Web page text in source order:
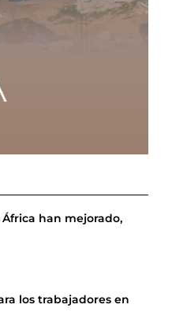
han mejorado,
los trabajadores en